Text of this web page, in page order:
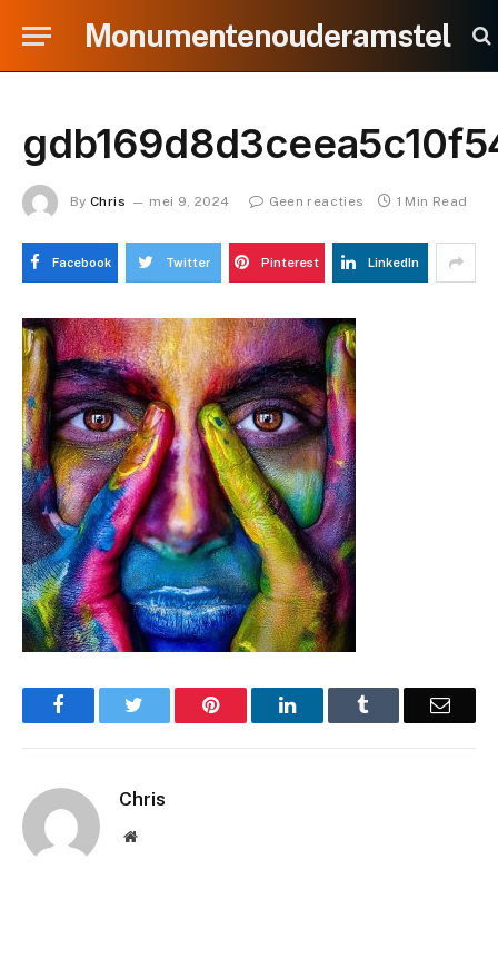
Monumentenouderamstel
By Chris mei 9, 2024 Geen reacties 1 Min Read
Facebook Twitter Pinterest LinkedIn
Facebook Pinterest LinkedIn Email
Chris
Website